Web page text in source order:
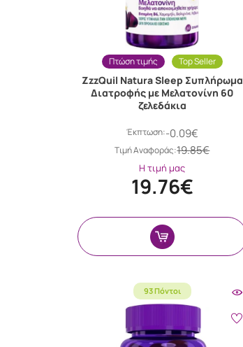
Πτώση τιμής Top Seller
ZzzQuil Natura Sleep Συπλήρωμα
Διατροφής με Μελατονίνη 60
ζελεδάκια
Έκπτωση:-0.09€
Tιμή Αναφοράς:19.85€
Η τιμή μας
19.76€
93 Πόντοι